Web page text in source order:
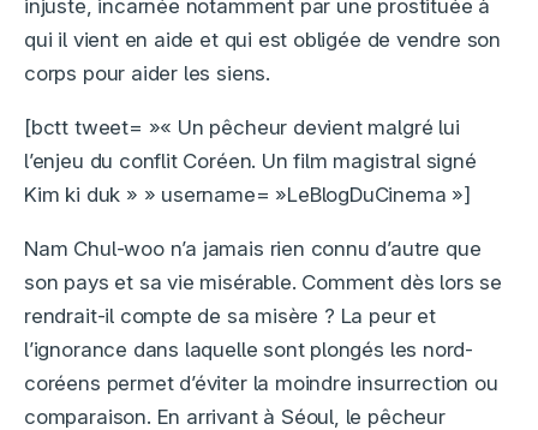
injuste, incarnée notamment par une prostituée à
qui il vient en aide et qui est obligée de vendre son
corps pour aider les siens.
[bctt tweet= »« Un pêcheur devient malgré lui
l’enjeu du conflit Coréen. Un film magistral signé
Kim ki duk » » username= »LeBlogDuCinema »]
Nam Chul-woo n’a jamais rien connu d’autre que
son pays et sa vie misérable. Comment dès lors se
rendrait-il compte de sa misère ? La peur et
l’ignorance dans laquelle sont plongés les nord-
coréens permet d’éviter la moindre insurrection ou
comparaison. En arrivant à Séoul, le pêcheur